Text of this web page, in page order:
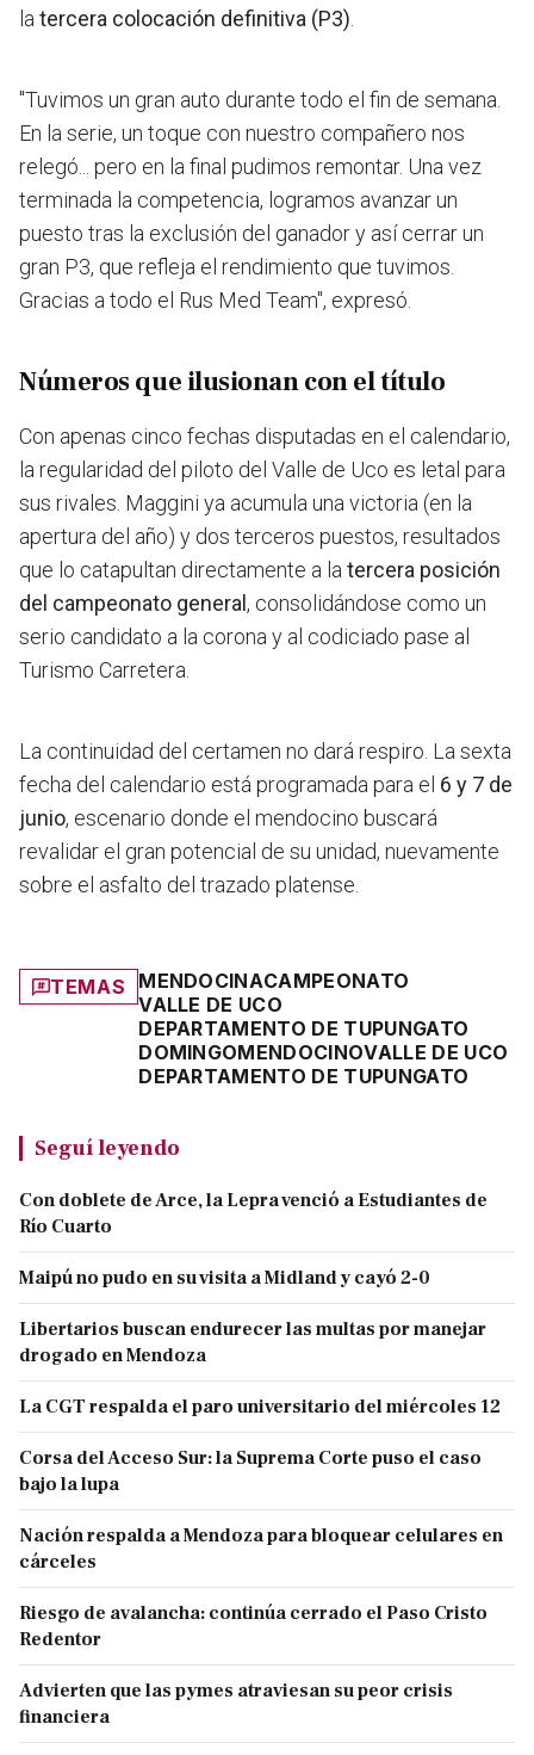
la tercera colocación definitiva (P3)
"Tuvimos un gran auto durante todo el fin de semana.
En la serie, un toque con nuestro compañero nos
relegó... pero en la final pudimos remontar. Una vez
terminada la competencia, logramos avanzar un
puesto tras la exclusión del ganador y así cerrar un
gran P3, que refleja el rendimiento que tuvimos.
Gracias a todo el Rus Med Team", expresó.
Números que ilusionan con el título
Con apenas cinco fechas disputadas en el calendario,
la regularidad del piloto del Valle de Uco es letal para
sus rivales. Maggini ya acumula una victoria (en la
apertura del año) y dos terceros puestos, resultados
que lo catapultan directamente a la tercera posición
del campeonato general , consolidándose como un
serio candidato a la corona y al codiciado pase al
Turismo Carretera.
La continuidad del certamen no dará respiro. La sexta
fecha del calendario está programada para el 6 y 7 de
junio, escenario donde el mendocino buscará
revalidar el gran potencial de su unidad, nuevamente
sobre el asfalto del trazado platense.
TEMAS MENDOCINACAMPEONATO
VALLE DE UCO
DEPARTAMENTO DE TUPUNGATO
DOMINGOMENDOCINOVALLE DE UCO
DEPARTAMENTO DE TUPUNGATO
Seguí leyendo
Con doblete de Arce, la Lepra venció a Estudiantes de
Río Cuarto
Maipú no pudo en su visita a Midland y cayó 2-0
Libertarios buscan endurecer las multas por manejar
drogado en Mendoza
La CGT respalda el paro universitario del miércoles 12
Corsa del Acceso Sur: la Suprema Corte puso el caso
bajo la lupa
Nación respalda a Mendoza para bloquear celulares en
cárceles
Riesgo de avalancha: continúa cerrado el Paso Cristo
Redentor
Advierten que las pymes atraviesan su peor crisis
financiera